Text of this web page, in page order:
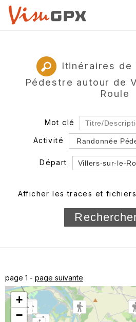
Itinéraires de
Pédestre autour de
Roule
Mot clé
Activité
Départ
Département
Longueur min/max
sous-dossiers
Trier par
Afficher les traces et
page 1 - page suivante
+
−